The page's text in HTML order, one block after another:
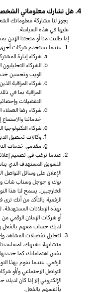
4. هل تشارك معلوماتي الشخصية مع أطراف ثالثة؟
يجوز لنا مشاركة معلوماتك
عليها في هذه السياسة:
إذا طلبت منا أو منحتنا الإذن
عندما نستخدم شركات أخرى
شركاء إدارة
الشركاء
الويب وتحسين
شركاء المراقبة
المراقبة بما في
التفضيلات
شركاء رضا
خدماتنا
شركاء
وكالات تحصيل
مقدمي خدمات
عندما نرغب في تصميم
التسويق المستهدف الذي
الإعلان على وسائل
بوك و جوجل وسناب شات
الخارجيين. يسمح لنا هذا
الرقمية بالتأكد من أنك
بهذه الإعلانات
أو شركات الإعلان الرقمي من
لديك حساب معهم بالفعل
لتحليل تفضيلات المشاهد
متشابهة تشبهك،
نفس اهتماماتك كما حددتها
الرقمي. عندما نقوم بهذا
التواصل الاجتماعي و/أو
الإلكتروني إلا إذا كان
بأنفسهم بالفعل.